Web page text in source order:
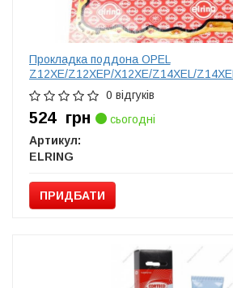
Прокладка поддона OPEL
Z12XE/Z12XEP/X12XE/Z14XEL/
0 відгуків
524 грн
сьогодні
Артикул:
ELRING
ПРИДБАТИ